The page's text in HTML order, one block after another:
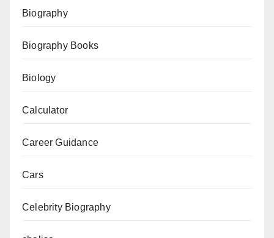
Biography
Biography Books
Biology
Calculator
Career Guidance
Cars
Celebrity Biography